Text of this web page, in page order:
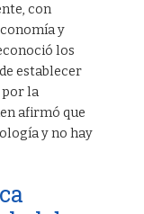
con
y
los
establecer
por la
afirmó que
y no hay